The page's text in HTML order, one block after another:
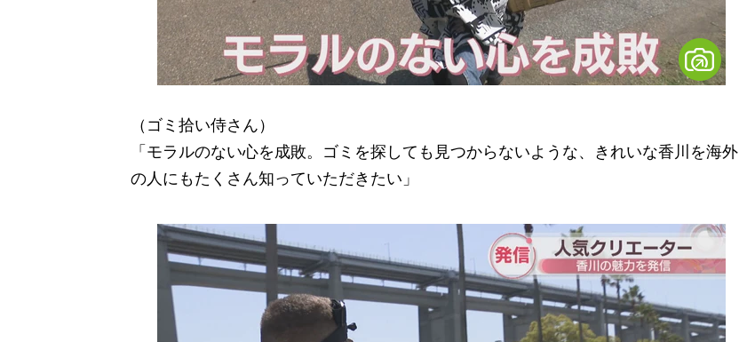
（ゴミ拾い侍さん）
「モラルのない心を成敗。ゴミを探しても見つからないような、きれいな香川を海外
の人にもたくさん知っていただきたい」